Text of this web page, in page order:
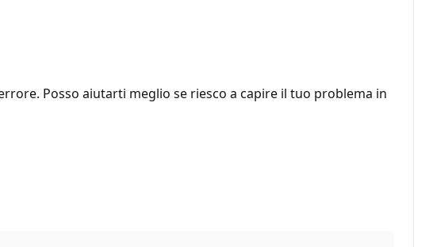
Posso aiutarti meglio se riesco a capire il tuo problema in